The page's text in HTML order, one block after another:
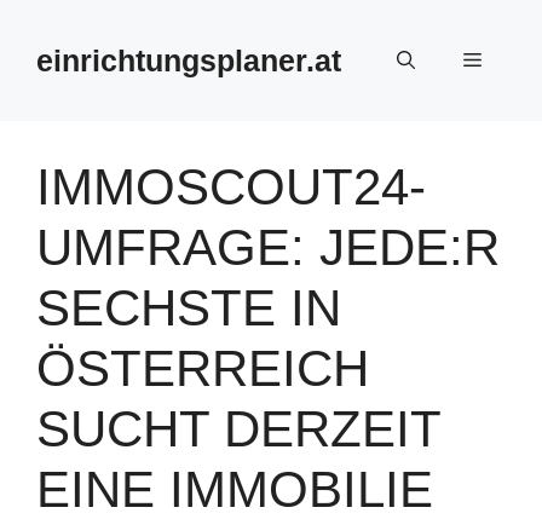
springeneinrichtungsplaner.at Menü
IMMOSCOUT24-
UMFRAGE: JEDE:R
SECHSTE IN
ÖSTERREICH
SUCHT DERZEIT
EINE IMMOBILIE